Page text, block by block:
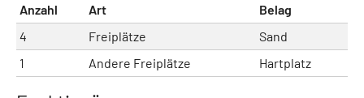
Anzahl Art
Belag
4
Freiplätze
Sand
1
Andere Freiplätze Hartplatz